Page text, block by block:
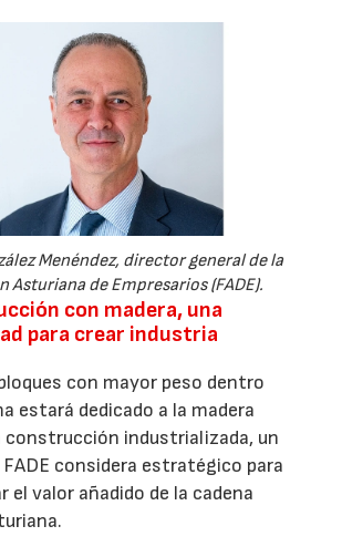
Menéndez, director general de la
Asturiana de Empresarios (FADE).
con madera, una
para crear industria
con mayor peso dentro
estará dedicado a la madera
construcción industrializada, un
considera estratégico para
el valor añadido de la cadena